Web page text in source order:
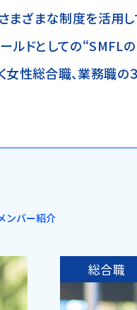
ざまな制度を活用し
ルドとしての“SMFL
性総合職、業務職の
ンバー紹介
総合職